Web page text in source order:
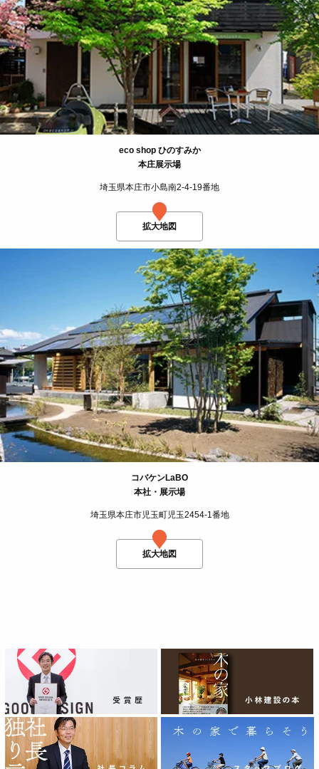
eco shop ひのすみか
本庄展示場
埼玉県本庄市小島南2-4-19番地
拡大地図
コバケンLaBO
本社・展示場
埼玉県本庄市児玉町児玉2454-1番地
拡大地図